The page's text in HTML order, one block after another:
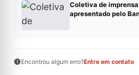
Coletiva de
apresentado pelo
Encontrou algum erro?Entre em contato